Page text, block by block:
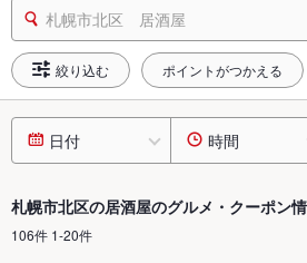
札幌市北区 居酒屋
絞り込む ポイントがつかえる
日付 時間
札幌市北区の居酒屋のグルメ・クーポン
106件 1-20件